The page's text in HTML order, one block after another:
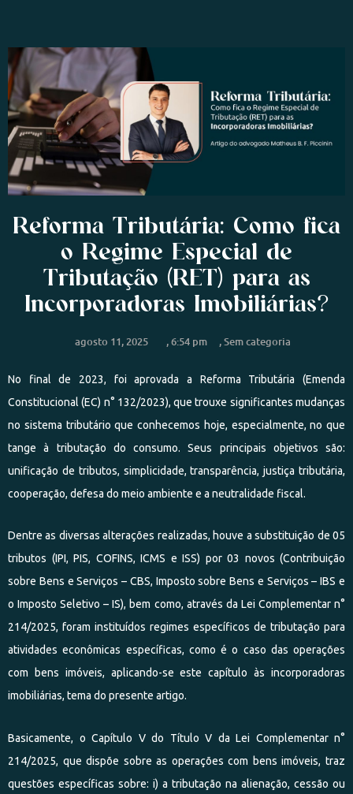
Reforma Tributária: Como fica
o Regime Especial de
Tributação (RET) para as
Incorporadoras Imobiliárias?
agosto 11, 2025 ,6:54 pm ,Sem categoria
No final de 2023, foi aprovada a Reforma Tributária (Emenda
Constitucional (EC) n° 132/2023), que trouxe significantes mudanças
no sistema tributário que conhecemos hoje, especialmente, no que
tange à tributação do consumo. Seus principais objetivos são:
unificação de tributos, simplicidade, transparência, justiça tributária,
cooperação, defesa do meio ambiente e a neutralidade fiscal.
Dentre as diversas alterações realizadas, houve a substituição de 05
tributos (IPI, PIS, COFINS, ICMS e ISS) por 03 novos (Contribuição
sobre Bens e Serviços – CBS, Imposto sobre Bens e Serviços – IBS e
o Imposto Seletivo – IS), bem como, através da Lei Complementar n°
214/2025, foram instituídos regimes específicos de tributação para
atividades econômicas específicas, como é o caso das operações
com bens imóveis, aplicando-se este capítulo às incorporadoras
imobiliárias, tema do presente artigo.
Basicamente, o Capítulo V do Título V da Lei Complementar n°
214/2025, que dispõe sobre as operações com bens imóveis, traz
questões específicas sobre: i) a tributação na alienação, cessão ou